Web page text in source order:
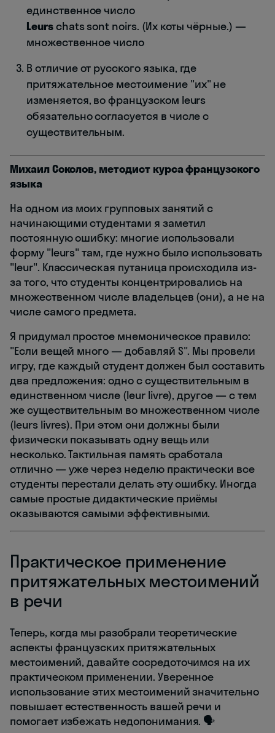
единственное число
Leurschats sont noirs. (Их коты чёрные.) —
множественное число
В отличие от русского языка, где
притяжательное местоимение "их" не
изменяется, во французском leurs
обязательно согласуется в числе с
существительным.
Михаил Соколов, методист курса французского
языка
На одном из моих групповых занятий с
начинающими студентами я заметил
постоянную ошибку: многие использовали
форму "leurs" там, где нужно было использовать
"leur". Классическая путаница происходила из-
за того, что студенты концентрировались на
множественном числе владельцев (они), а не на
числе самого предмета.
Я придумал простое мнемоническое правило:
"Если вещей много — добавляй S". Мы провели
игру, где каждый студент должен был составить
два предложения: одно с существительным в
единственном числе (leur livre), другое — с тем
же существительным во множественном числе
(leurs livres). При этом они должны были
физически показывать одну вещь или
несколько. Тактильная память сработала
отлично — уже через неделю практически все
студенты перестали делать эту ошибку. Иногда
самые простые дидактические приёмы
оказываются самыми эффективными.
Практическое применение
притяжательных местоимений
в речи
Теперь, когда мы разобрали теоретические
аспекты французских притяжательных
местоимений, давайте сосредоточимся на их
практическом применении. Уверенное
использование этих местоимений значительно
повышает естественность вашей речи и
помогает избежать недопонимания. 🗣️